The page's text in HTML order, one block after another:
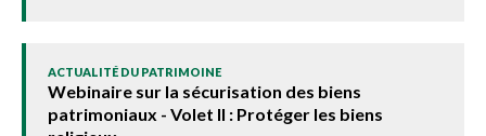
ACTUALITÉ DU PATRIMOINE
Webinaire sur la sécurisation des biens
patrimoniaux - Volet II : Protéger les biens